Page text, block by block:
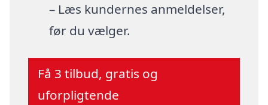
– Læs kundernes anmeldelser,
før du vælger.
Få 3 tilbud, gratis og
uforpligtende